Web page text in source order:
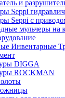
и
Seppi
Seppi с
мульчеры на
Инвентарные
DIGGA
ROCKMAN